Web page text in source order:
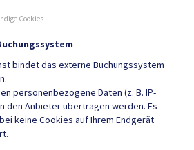
Tourismus
Cookies
bindet das externe Buchungssystem
personenbezogene Daten (z. B. IP-
den Anbieter übertragen werden. Es
keine Cookies auf Ihrem Endgerät